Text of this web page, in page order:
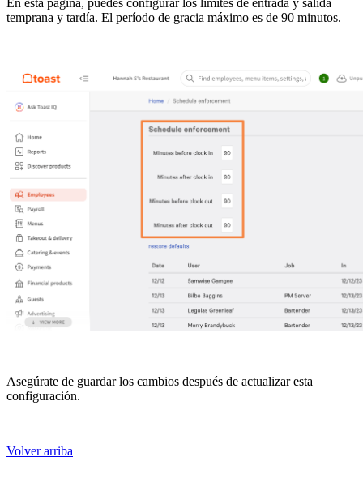
En esta página, puedes configurar los límites de entrada y salida
temprana y tardía. El período de gracia máximo es de 90 minutos.
Asegúrate de guardar los cambios después de actualizar esta
configuración.
Volver arriba